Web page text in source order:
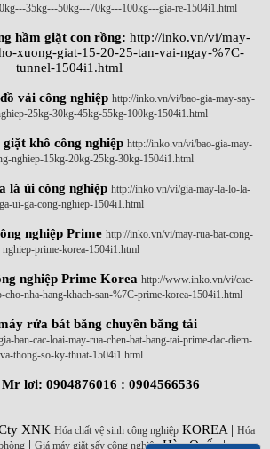
35kg---50kg---70kg---100kg---gia-re-1504i1.html
hầm giặt con rồng: http://inko.vn/vi/may-
xuong-giat-15-20-25-tan-vai-ngay-%7C-
tunnel-1504i1.html
vải công nghiệp http://inko.vn/vi/bao-gia-may-say-
25kg-30kg-45kg-55kg-100kg-1504i1.html
khô công nghiệp http://inko.vn/vi/bao-gia-may-
nghiep-15kg-20kg-25kg-30kg-1504i1.html
là ủi công nghiệp http://inko.vn/vi/gia-may-la-lo-la-
ga-ui-ga-cong-nghiep-1504i1.html
nghiệp Prime http://inko.vn/vi/may-rua-bat-cong-
nghiep-prime-korea-1504i1.html
nghiệp Prime Korea http://www.inko.vn/vi/cac-
cho-nha-hang-khach-san-%7C-prime-korea-1504i1.html
rửa bát băng chuyền băng tải
ban-cac-loai-may-rua-chen-bat-bang-tai-prime-dac-diem-
va-thong-so-ky-thuat-1504i1.html
lơi: 0904876016 : 0904566536
XNK Hóa chất vệ sinh công nghiệp KOREA | Hóa
| Giá máy giặt sấy công nghiệpHàn Quốc |